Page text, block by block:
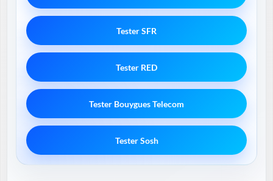
Tester SFR
Tester RED
Tester Bouygues Telecom
Tester Sosh